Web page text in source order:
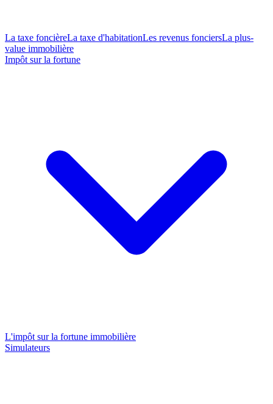
La taxe foncièreLa taxe d'habitationLes revenus fonciersLa plus-
value immobilière
Impôt sur la fortune
L'impôt sur la fortune immobilière
Simulateurs